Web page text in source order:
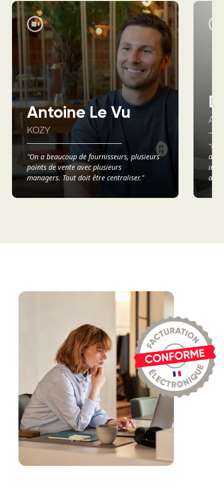
Antoine Le Vu
KOZY
"On a beaucoup de fournisseurs, plusieurs
points de vente avec plusieurs
managers. Tout doit être centraliser."
"Ce